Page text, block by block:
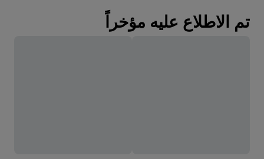
تم الاطلاع عليه مؤخراً